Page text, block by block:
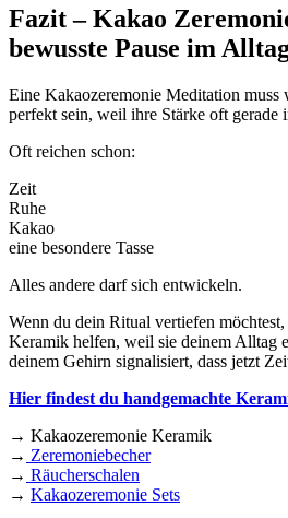
Fazit – Kakao
bewusste Pause im
Eine Kakaozeremonie Meditation muss
perfekt sein, weil ihre Stärke oft gerade
Oft reichen schon:
Zeit
Ruhe
Kakao
eine besondere Tasse
Alles andere darf sich entwickeln.
Wenn du dein Ritual vertiefen
Keramik helfen, weil sie deinem Alltag
deinem Gehirn signalisiert, dass jetzt
Hier findest du handgemachte
→ Kakaozeremonie Keramik
→ Zeremoniebecher
→ Räucherschalen
→ Kakaozeremonie Sets